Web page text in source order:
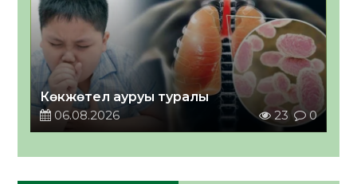
Көкжөтел ауруы туралы
06.08.2026
23 0